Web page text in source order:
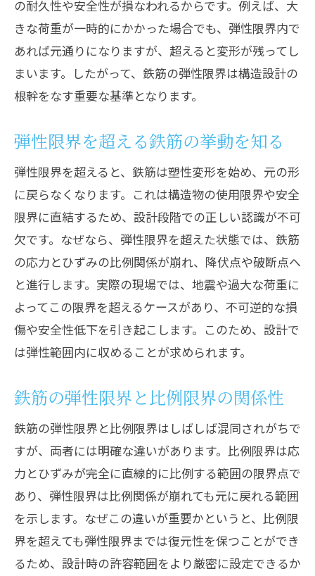
応力ひずみ曲線で比較する材料特性
鉄筋とコンクリートの応力ひずみ関係
弾性限界と比例限界の違いを整理
鉄筋の弾性限界と比例限界の違いを解説
比例限界を超える鉄筋の変形挙動
材料力学で区別する弾性限界と比例限界
鉄筋の応力ひずみ曲線で明確化する違い
設計で意識したい弾性限界と比例限界
降伏点や許容応力度を設計に活かす方法
鉄筋の降伏点を設計にどう生かすか
許容応力度一覧を活用した鉄筋選定法
鋼材の許容応力度表と鉄筋の使い方
鉄筋の許容応力度と構造安全性の関係
鉄筋の降伏ひずみと設計基準のポイント
鉄筋の応力ひずみ関係を設計実務で活用
応力ひずみ曲線から見る鉄筋の設計事例
鉄筋とコンクリートの応力ひずみ相互作
用
鉄筋のヤング係数を使った計算例
現場で役立つ鉄筋の許容応力度情報
の耐久性や安全性が損なわれるからです。例えば、大
きな荷重が一時的にかかった場合でも、弾性限界内で
あれば元通りになりますが、超えると変形が残ってし
まいます。したがって、鉄筋の弾性限界は構造設計の
根幹をなす重要な基準となります。
弾性限界を超える鉄筋の挙動を知る
弾性限界を超えると、鉄筋は塑性変形を始め、元の形
に戻らなくなります。これは構造物の使用限界や安全
限界に直結するため、設計段階での正しい認識が不可
欠です。なぜなら、弾性限界を超えた状態では、鉄筋
の応力とひずみの比例関係が崩れ、降伏点や破断点へ
と進行します。実際の現場では、地震や過大な荷重に
よってこの限界を超えるケースがあり、不可逆的な損
傷や安全性低下を引き起こします。このため、設計で
は弾性範囲内に収めることが求められます。
鉄筋の弾性限界と比例限界の関係性
鉄筋の弾性限界と比例限界はしばしば混同されがちで
すが、両者には明確な違いがあります。比例限界は応
力とひずみが完全に直線的に比例する範囲の限界点で
あり、弾性限界は比例関係が崩れても元に戻れる範囲
を示します。なぜこの違いが重要かというと、比例限
界を超えても弾性限界までは復元性を保つことができ
るため、設計時の許容範囲をより厳密に設定できるか